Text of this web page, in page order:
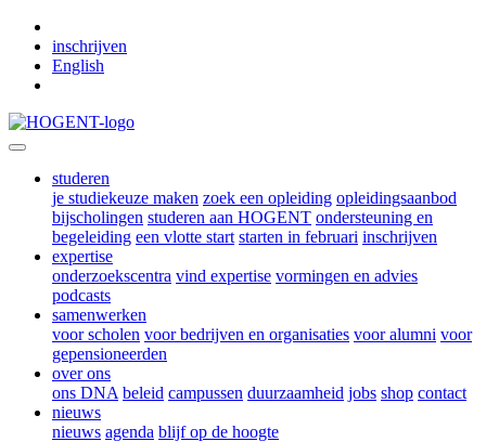
inschrijven
English
studeren
je studiekeuze maken zoek een opleiding opleidingsaanbod
bijscholingen studeren aan HOGENT ondersteuning en
begeleiding een vlotte start starten in februari inschrijven
expertise
onderzoekscentra vind expertise vormingen en advies
podcasts
samenwerken
voor scholen voor bedrijven en organisaties voor alumni voor
gepensioneerden
over ons
ons DNA beleid campussen duurzaamheid jobs shop contact
nieuws
nieuws agenda blijf op de hoogte